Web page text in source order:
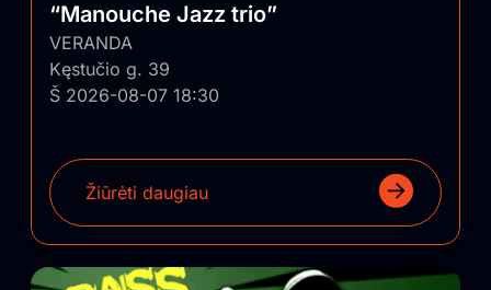
“Manouche Jazz trio”
VERANDA
Kęstučio g. 39
Š 2026-08-07 18:30
Žiūrėti daugiau